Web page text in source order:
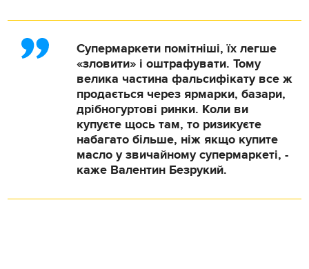
Супермаркети помітніші, їх легше
«зловити» і оштрафувати. Тому
велика частина фальсифікату все ж
продається через ярмарки, базари,
дрібногуртові ринки. Коли ви
купуєте щось там, то ризикуєте
набагато більше, ніж якщо купите
масло у звичайному супермаркеті, -
каже Валентин Безрукий.